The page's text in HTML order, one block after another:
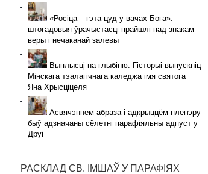
«Росіца – гэта цуд у вачах Бога»:
штогадовыя ўрачыстасці прайшлі пад знакам
веры і нечаканай залевы
Выплысці на глыбіню. Гісторыі выпускніц
Мінскага тэалагічнага каледжа імя святога
Яна Хрысціцеля
Асвячэннем абраза і адкрыццём пленэру
быў адзначаны сёлетні парафіяльны адпуст у
Друі
РАСКЛАД СВ. ІМШАЎ У ПАРАФІЯХ